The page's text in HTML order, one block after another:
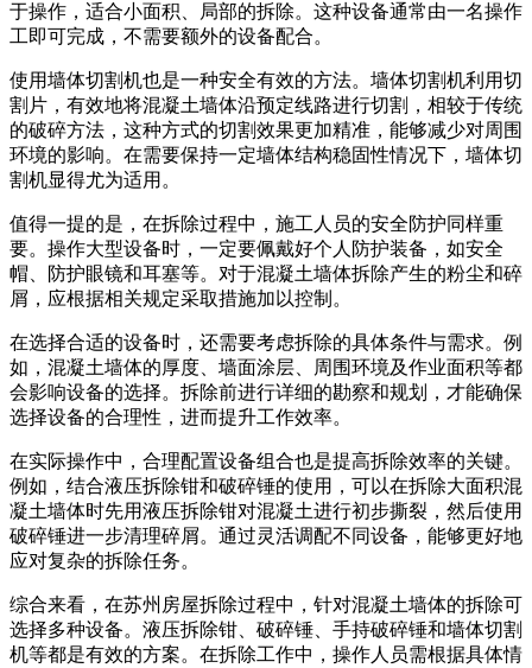
于操作，适合小面积、局部的拆除。这种设备通常由一名操作
工即可完成，不需要额外的设备配合。
使用墙体切割机也是一种安全有效的方法。墙体切割机利用切
割片，有效地将混凝土墙体沿预定线路进行切割，相较于传统
的破碎方法，这种方式的切割效果更加精准，能够减少对周围
环境的影响。在需要保持一定墙体结构稳固性情况下，墙体切
割机显得尤为适用。
值得一提的是，在拆除过程中，施工人员的安全防护同样重
要。操作大型设备时，一定要佩戴好个人防护装备，如安全
帽、防护眼镜和耳塞等。对于混凝土墙体拆除产生的粉尘和碎
屑，应根据相关规定采取措施加以控制。
在选择合适的设备时，还需要考虑拆除的具体条件与需求。例
如，混凝土墙体的厚度、墙面涂层、周围环境及作业面积等都
会影响设备的选择。拆除前进行详细的勘察和规划，才能确保
选择设备的合理性，进而提升工作效率。
在实际操作中，合理配置设备组合也是提高拆除效率的关键。
例如，结合液压拆除钳和破碎锤的使用，可以在拆除大面积混
凝土墙体时先用液压拆除钳对混凝土进行初步撕裂，然后使用
破碎锤进一步清理碎屑。通过灵活调配不同设备，能够更好地
应对复杂的拆除任务。
综合来看，在苏州房屋拆除过程中，针对混凝土墙体的拆除可
选择多种设备。液压拆除钳、破碎锤、手持破碎锤和墙体切割
机等都是有效的方案。在拆除工作中，操作人员需根据具体情